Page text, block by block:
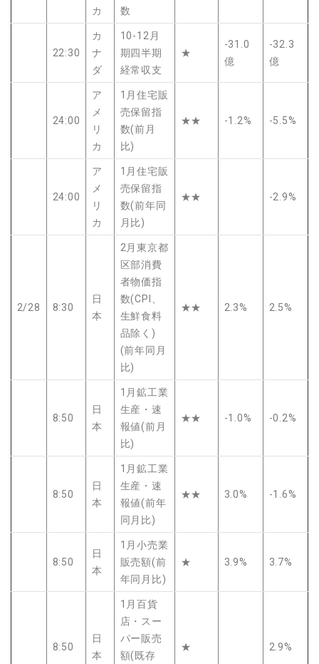
カ
数
22:30
カ
ナ
ダ
10-12月
期四半期
経常収支
★
-31.0
億
-32.3
億
24:00
ア
メ
リ
カ
1月住宅販
売保留指
数(前月
比)
★★ -1.2% -5.5%
24:00
ア
メ
リ
カ
1月住宅販
売保留指
数(前年同
月比)
★★ -2.9%
2/28 8:30
日
本
2月東京都
区部消費
者物価指
数(CPI、
生鮮食料
品除く)
(前年同月
比)
★★ 2.3% 2.5%
8:50
日
本
1月鉱工業
生産・速
報値(前月
比)
★★ -1.0% -0.2%
8:50
日
本
1月鉱工業
生産・速
報値(前年
同月比)
★★ 3.0% -1.6%
8:50
日
本
1月小売業
販売額(前
年同月比)
★ 3.9% 3.7%
8:50
日
本
1月百貨
店・スー
パー販売
額(既存
★ 2.9%